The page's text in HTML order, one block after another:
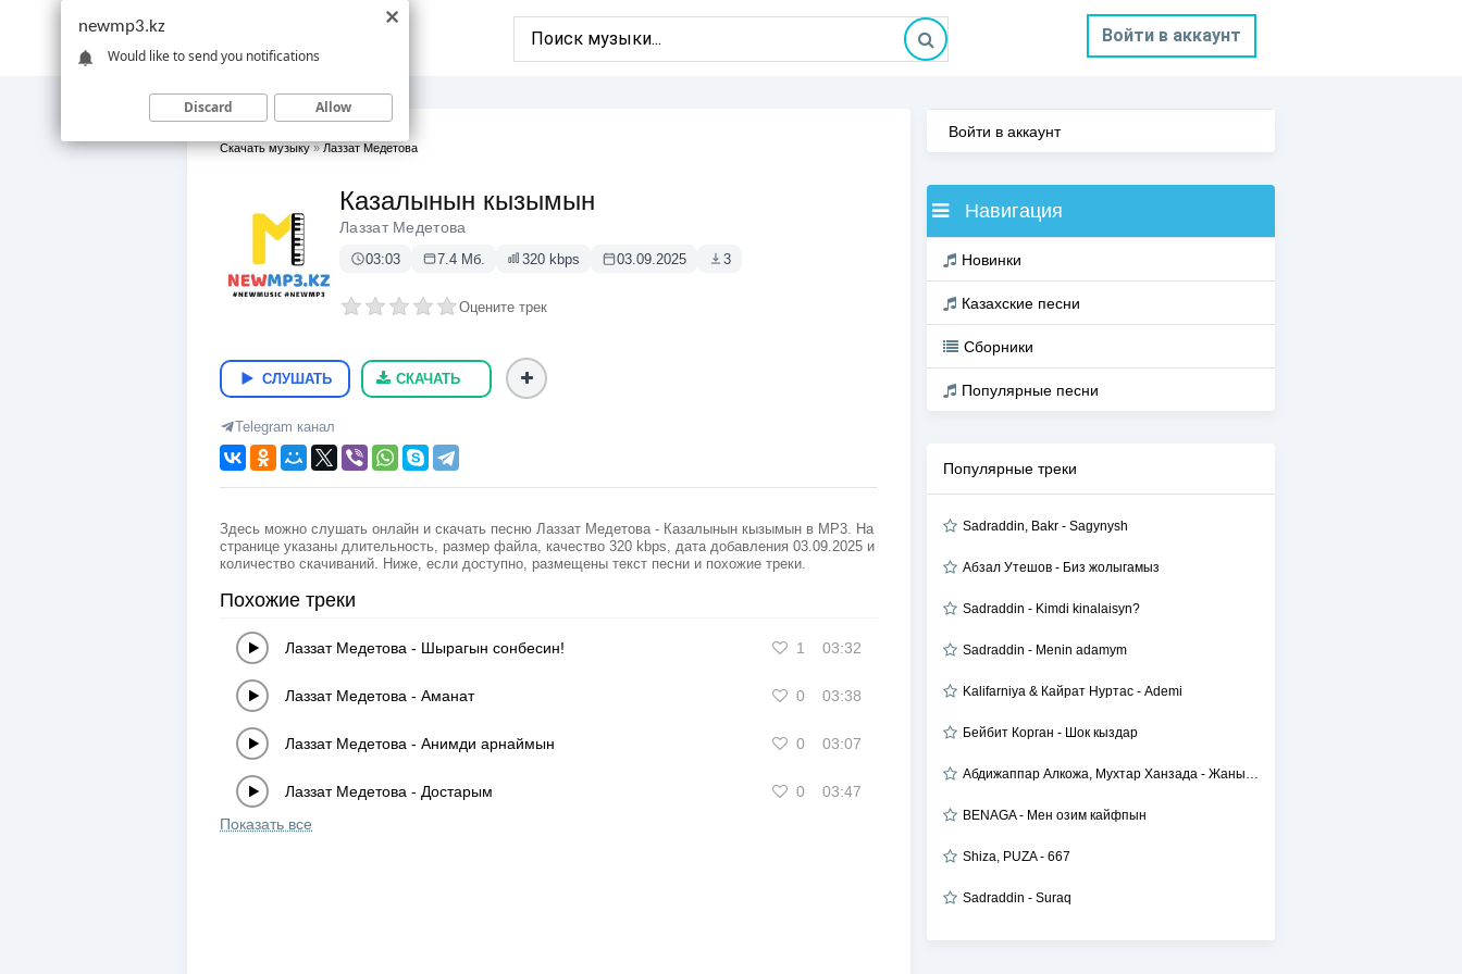
Войти в аккаунт
Скачать музыку »Лаззат Медетова
Казалынын кызымын
Лаззат Медетова
03:03 7.4 Мб. 320 kbps 03.09.2025 3
Оцените трек
СЛУШАТЬ СКАЧАТЬ
Telegram канал
Здесь можно слушать онлайн и скачать песню Лаззат Медетова - Казалынын кызымын в MP3. На
странице указаны длительность, размер файла, качество 320 kbps, дата добавления 03.09.2025 и
количество скачиваний. Ниже, если доступно, размещены текст песни и похожие треки.
Похожие треки
Лаззат Медетова - Шырагын сонбесин! 1 03:32
Лаззат Медетова - Аманат 0 03:38
Лаззат Медетова - Анимди арнаймын 0 03:07
Лаззат Медетова - Достарым 0
03:47
Показать все
Войти в аккаунт
Навигация
Новинки
Казахские песни
Сборники
Популярные песни
Популярные треки
Sadraddin, Bakr - Sagynysh
Абзал Утешов - Биз жолыгамыз
Sadraddin - Kimdi kinalaisyn?
Sadraddin - Menin adamym
Kalifarniya & Кайрат Нуртас - Ademi
Бейбит Корган - Шок кыздар
Абдижаппар Алкожа, Мухтар Ханзада - Жаным сол
BENAGA - Мен озим кайфпын
Shiza, PUZA - 667
Sadraddin - Suraq
newmp3.kz
Would like to send you notifications
Discard Allow